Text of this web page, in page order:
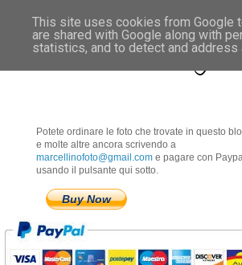
Marcellino
Potete ordinare le foto che trovate in questo
e molte altre ancora scrivendo a
marcellinofoto@gmail.com e pagare con
usando il pulsante qui sotto.
Buy Now
This site uses cookies from Google
are shared with Google along with
statistics, and to detect and address